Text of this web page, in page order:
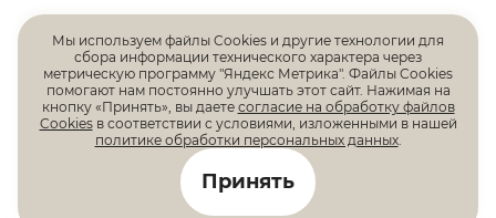
Все права защищены. Информация, размещенная на
данной странице, не является публичной офертой
Мы используем файлы Cookies и другие технологии для
сбора информации технического характера через
метрическую программу "Яндекс Метрика". Файлы Cookies
помогают нам постоянно улучшать этот сайт. Нажимая на
кнопку «Принять», вы даете согласие на обработку файлов
Cookiesв соответствии с условиями, изложенными в нашей
политике обработки персональных данных.
Принять